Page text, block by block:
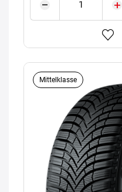
Mittelklasse